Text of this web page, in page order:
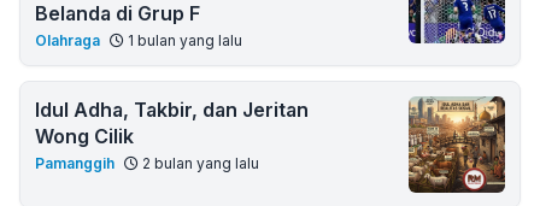
Belanda di Grup F
Olahraga 1 bulan yang lalu
Idul Adha, Takbir, dan Jeritan
Wong Cilik
Pamanggih 2 bulan yang lalu